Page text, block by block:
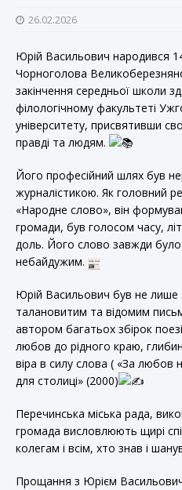
26.02.2026
Юрій Васильович народився
Чорноголова
закінчення середньої школи
філологічному факультеті
університету, присвятивши
правді та людям.
Його професійний шлях був
журналістикою. Як головний
«Народне слово», він
громади, був голосом часу,
доль. Його слово завжди
небайдужим.
Юрій Васильович був не лише
талановитим та відомим
автором багатьох збірок
любов до рідного краю,
віра в силу слова ( «За любов
для столиці» (2000)
Перечинська міська рада,
громада висловлюють щирі
колегам і всім, хто знав і
Прощання з Юрієм